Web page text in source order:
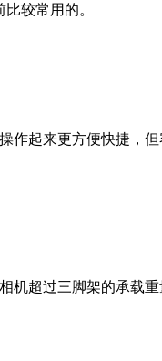
较常用的。
作起来更方便快捷，
机超过三脚架的承载